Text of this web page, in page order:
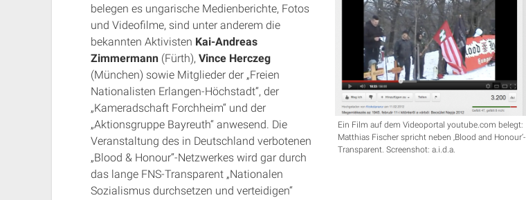
Ein Film auf dem Videoportal youtube.com belegt:
Matthias Fischer spricht neben ‚Blood and Honour‘-
Transparent. Screenshot: a.i.d.a.
belegen es ungarische Medienberichte, Fotos
und Videofilme, sind unter anderem die
bekannten Aktivisten Kai-Andreas
Zimmermann(Fürth), Vince Herczeg
(München) sowie Mitglieder der „Freien
Nationalisten Erlangen-Höchstadt“, der
„Kameradschaft Forchheim“ und der
„Aktionsgruppe Bayreuth“ anwesend. Die
Veranstaltung des in Deutschland verbotenen
„Blood & Honour“-Netzwerkes wird gar durch
das lange FNS-Transparent „Nationalen
Sozialismus durchsetzen und verteidigen“